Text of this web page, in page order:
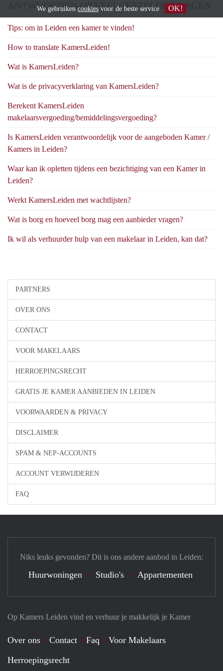
PARTNERS
OVER ONS
CONTACT
VOOR MAKELAARS
HERROEPINGSRECHT
GRATIS JE KAMER AANBIEDEN IN LEIDEN
VOORWAARDEN & PRIVACY
DISCLAIMER
SPAM & NEP-ACCOUNTS
ACCOUNT VERWIJDEREN
FAQ
ANTWOORDEN OP VEELGESTELDE VRAGEN
Tips: om in Leiden een kamer te vinden!
How to translate KamersLeiden!
Wat is KamersLeiden?
Wat is de privacyverklaring van KamersLeiden?
Berekent KamersLeiden
makelaarsvergoeding/bemiddelingsvergoeding?
Is KamersLeiden verantwoordelijk voor de aangeboden Kamer /
Kamers in Leiden?
Waar kan ik opletten tijdens een bezichtiging van een Kamer in
Leiden?
Werkt KamersLeiden met wachtlijsten?
Wat is borg en hoeveel borg mag een aanbieder vragen?
Ik wil als verhuurder hulp van een makelaar in Leiden, kan dat?
Op Kamers Leiden vind en verhuur je makkelijk je Kamer
Over ons Contact Faq
Voor Makelaars
Herroepingsrecht
Niks leuks gevonden? Dit is ons andere aanbod in Leiden:
Huurwoningen Studio's Appartementen
We gebruiken cookies voor de beste service OK!